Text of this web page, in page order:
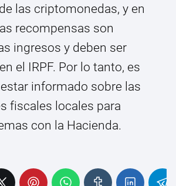
las criptomonedas, y en
recompensas son
ingresos y deben ser
el IRPF. Por lo tanto, es
informado sobre las
fiscales locales para
con la Hacienda.